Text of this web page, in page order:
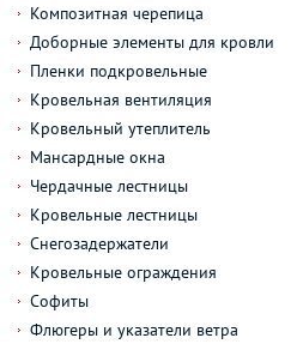
Композитная черепица
Доборные элементы для кровли
Пленки подкровельные
Кровельная вентиляция
Кровельный утеплитель
Мансардные окна
Чердачные лестницы
Кровельные лестницы
Снегозадержатели
Кровельные ограждения
Софиты
Флюгеры и указатели ветра